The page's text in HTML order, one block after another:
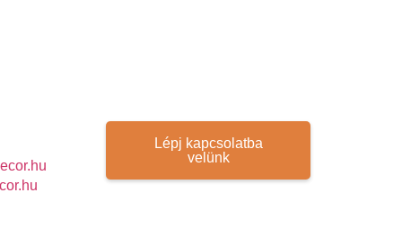
Lépj kapcsolatba
velünk